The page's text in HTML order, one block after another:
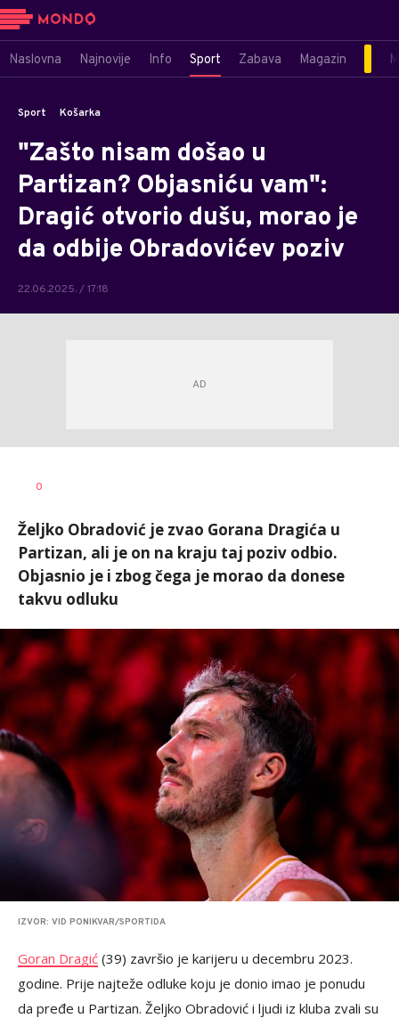
Naslovna Najnovije Info Sport Zabava Magazin
Sport Košarka
"Zašto nisam došao u
Partizan? Objasniću vam":
Dragić otvorio dušu, morao je
da odbije Obradovićev poziv
22.06.2025. / 17:18
AUTOR
0
Željko Obradović je zvao Gorana Dragića u
Partizan, ali je on na kraju taj poziv odbio.
Objasnio je i zbog čega je morao da donese
takvu odluku
IZVOR: VID PONIKVAR/SPORTIDA
Goran Dragić (39) završio je karijeru u decembru 2023.
godine. Prije najteže odluke koju je donio imao je ponudu
da pređe u Partizan. Željko Obradović i ljudi iz kluba zvali su